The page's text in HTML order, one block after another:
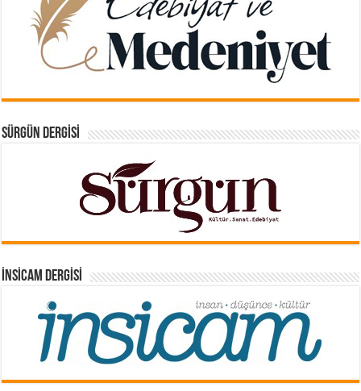
SÜRGÜN DERGISI
İNSICAM DERGISI